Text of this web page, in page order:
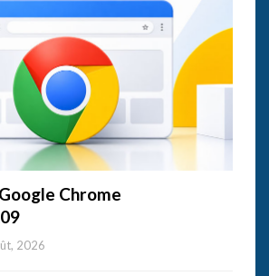
Chrome
2026